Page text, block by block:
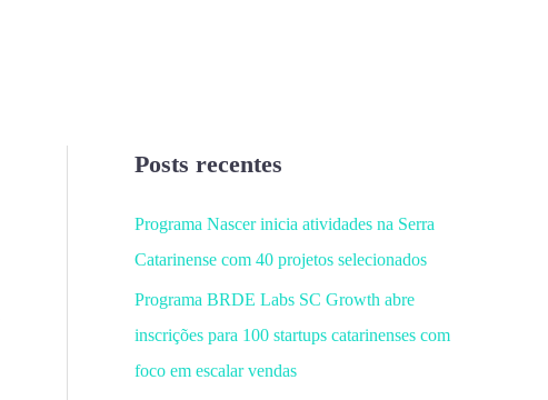
Posts recentes
Programa Nascer inicia atividades na Serra
Catarinense com 40 projetos selecionados
Programa BRDE Labs SC Growth abre
inscrições para 100 startups catarinenses com
foco em escalar vendas